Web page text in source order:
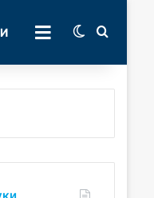
РУБРИКИSwitch skin